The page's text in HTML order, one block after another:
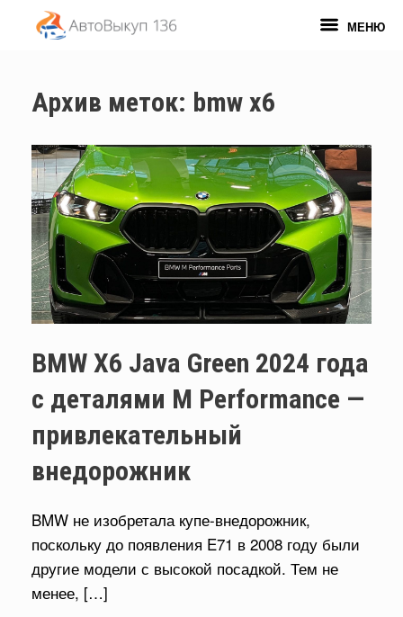
содержанию
МЕНЮ
Архив меток: bmw x6
BMW X6 Java Green 2024 года
с деталями M Performance —
привлекательный
внедорожник
BMW не изобретала купе-внедорожник,
поскольку до появления E71 в 2008 году были
другие модели с высокой посадкой. Тем не
менее, […]